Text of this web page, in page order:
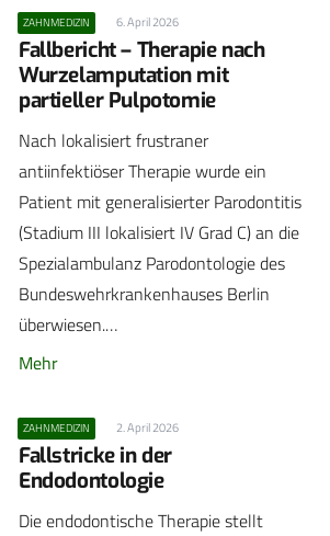
ZAHNMEDIZIN 6. April 2026
Fallbericht – Therapie nach
Wurzelamputation mit
partieller Pulpotomie
Nach lokalisiert frustraner
antiinfektiöser Therapie wurde ein
Patient mit generalisierter Parodontitis
(Stadium III lokalisiert IV Grad C) an die
Spezialambulanz Parodontologie des
Bundeswehrkrankenhauses Berlin
überwiesen.…
Mehr
ZAHNMEDIZIN 2. April 2026
Fallstricke in der
Endodontologie
Die endodontische Therapie stellt